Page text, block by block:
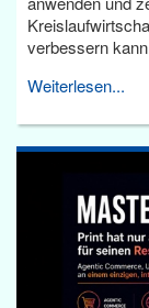
verbessern
Weiterlesen...